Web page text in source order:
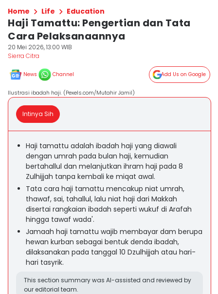
Home Life Education
Haji Tamattu: Pengertian dan Tata
Cara Pelaksanaannya
20 Mei 2026, 13:00 WIB
Sierra Citra
News Channel Add Us on Google
Ilustrasi ibadah haji. (Pexels.com/Mutahir Jamil)
Intinya Sih
Haji tamattu adalah ibadah haji yang diawali
dengan umrah pada bulan haji, kemudian
bertahallul dan melanjutkan ihram haji pada 8
Zulhijjah tanpa kembali ke miqat awal.
Tata cara haji tamattu mencakup niat umrah,
thawaf, sai, tahallul, lalu niat haji dari Makkah
disertai rangkaian ibadah seperti wukuf di Arafah
hingga tawaf wada'.
Jamaah haji tamattu wajib membayar dam berupa
hewan kurban sebagai bentuk denda ibadah,
dilaksanakan pada tanggal 10 Dzulhijjah atau hari-
hari tasyrik.
This section summary was AI-assisted and reviewed by
our editorial team.